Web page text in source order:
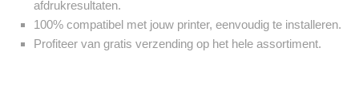
afdrukresultaten.
100% compatibel met jouw printer, eenvoudig te installeren.
Profiteer van gratis verzending op het hele assortiment.